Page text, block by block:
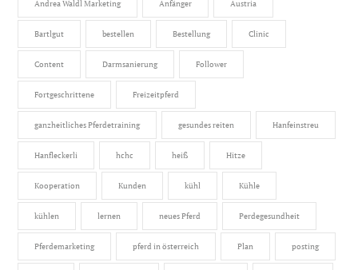
Andrea Waldl Marketing Anfänger Austria
Bartlgut bestellen Bestellung Clinic
Content Darmsanierung Follower
Fortgeschrittene Freizeitpferd
ganzheitliches Pferdetraining gesundes reiten Hanfeinstreu
Hanfleckerli hchc heiß Hitze
Kooperation Kunden kühl Kühle
kühlen lernen neues Pferd Perdegesundheit
Pferdemarketing pferd in österreich Plan posting